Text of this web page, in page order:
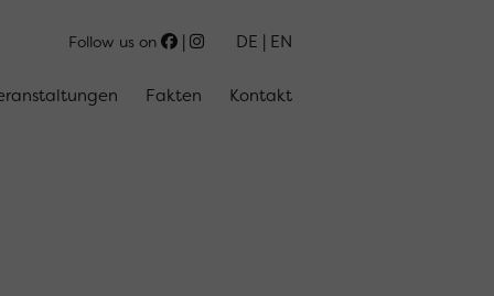
Follow us on DE EN
Fakten Kontakt